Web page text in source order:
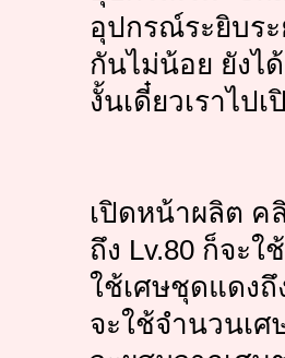
อุปกรณ์ระยิบระ
กันไม่น้อย ยัง
งั้นเดี๋ยวเราไป
เปิดหน้าผลิต ค
ถึง Lv.80 ก็จะ
ใช้เศษชุดแดง
จะใช้จำนวนเ